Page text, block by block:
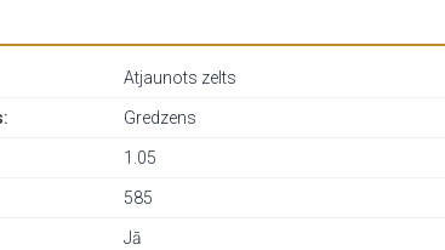
Atjaunots zelts
Gredzens
1.05
585
Jā